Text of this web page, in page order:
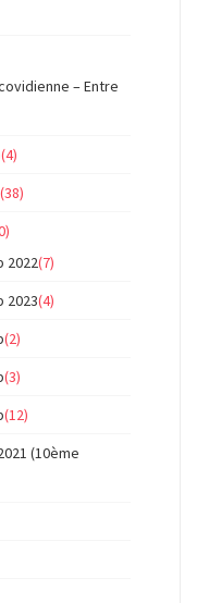
– Entre
(4)
(38)
2022(7)
2023(4)
(2)
(3)
(12)
(10ème